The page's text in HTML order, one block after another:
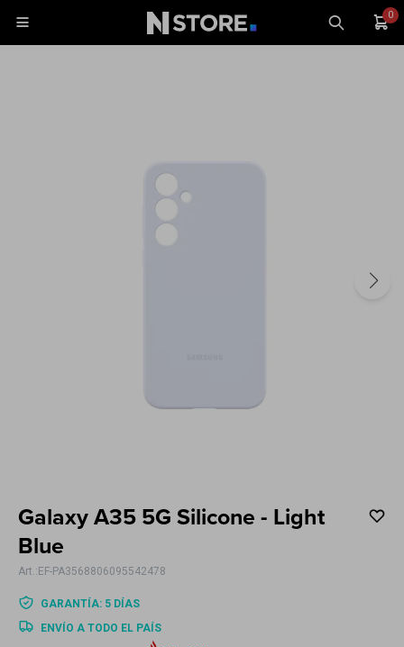
0

Galaxy A35 5G Silicone - Light
Blue
EF-PA3568806095542478
GARANTÍA: 5 DÍAS
ENVÍO A TODO EL PAÍS
Hogar
Movilidad
Celulares
Tablets